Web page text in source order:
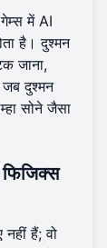
में AI
है। दुश्मन
जाना,
दुश्मन
सोने जैसा
फिजिक्स
हैं; वो